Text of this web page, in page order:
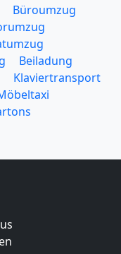
Büroumzug
Beiladung
Klaviertransport